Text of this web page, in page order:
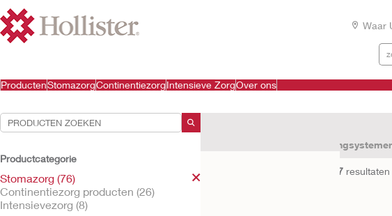
Waar
ProductenStomazorgContinentiezorgIntensieve ZorgOver ons
Productcategorie
Stomazorg (76)
Continentiezorg producten (26)
Intensievezorg (8)
Eendelige
7 resultaten